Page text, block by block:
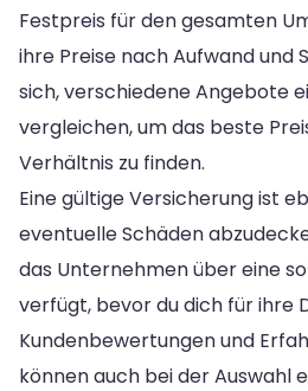
Festpreis für den gesamten
ihre Preise nach Aufwand und
sich, verschiedene Angebote
vergleichen, um das beste
Verhältnis zu finden.
Eine gültige Versicherung ist
eventuelle Schäden
das Unternehmen über eine
verfügt, bevor du dich für ihre
Kundenbewertungen und
können auch bei der Auswahl